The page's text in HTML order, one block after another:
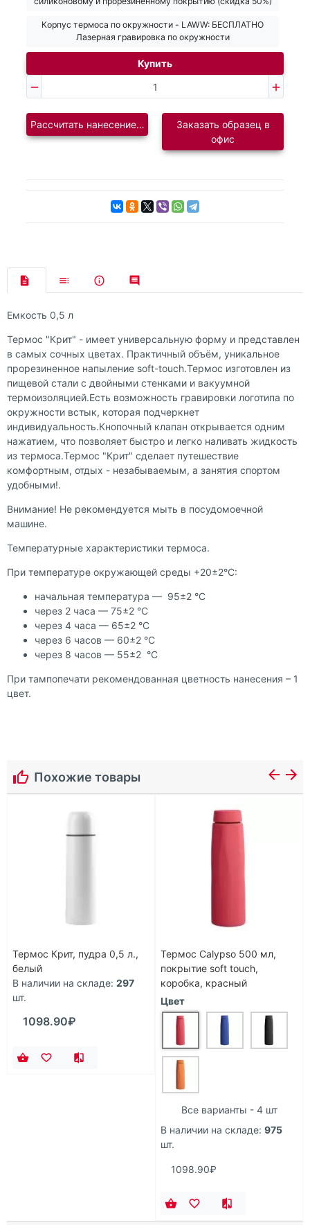
Корпус термоса по окружности - LAWW: БЕСПЛАТНО
Лазерная гравировка по окружности
Купить
Рассчитать нанесение логотипаЗаказать образец в
офис
Емкость 0,5 л
Термос "Крит" - имеет универсальную форму и представлен
в самых сочных цветах. Практичный объём, уникальное
прорезиненное напыление soft-touch.Термос изготовлен из
пищевой стали с двойными стенками и вакуумной
термоизоляцией.Есть возможность гравировки логотипа по
окружности встык, которая подчеркнет
индивидуальность.Кнопочный клапан открывается одним
нажатием, что позволяет быстро и легко наливать жидкость
из термоса.Термос "Крит" сделает путешествие
комфортным, отдых - незабываемым, а занятия спортом
удобными!.
Внимание! Не рекомендуется мыть в посудомоечной
машине.
Температурные характеристики термоса.
При температуре окружающей среды +20±2°С:
начальная температура — 95±2 °С
через 2 часа — 75±2 °С
через 4 часа — 65±2 °С
через 6 часов — 60±2 °С
через 8 часов — 55±2 °С
При тампопечати рекомендованная цветность нанесения – 1
цвет.
Похожие товары
Термос Крит, пудра 0,5 л.,
белый
В наличии на складе: 297
шт.
1098.90₽
Термос Calypso 500 мл,
покрытие soft touch,
коробка, красный
Цвет
Все варианты - 4 шт
В наличии на складе: 975
шт.
1098.90₽